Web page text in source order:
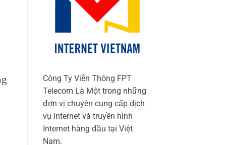
Công Ty Viễn Thông FPT
Telecom Là Một trong những
đơn vị chuyên cung cấp dịch
vụ internet và truyền hình
Internet hàng đầu tại Việt
Nam.